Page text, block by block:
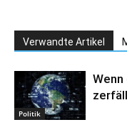
Verwandte Artikel
Politik